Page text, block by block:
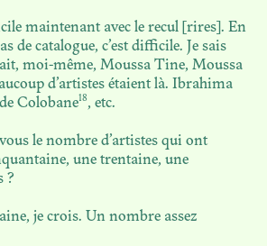
maintenant avec le recul [rires]. En
de catalogue, c’est difficile. Je sais
moi-même, Moussa Tine, Moussa
d’artistes étaient là. Ibrahima
Colobane18 , etc.
le nombre d’artistes qui ont
une trentaine, une
?
je crois. Un nombre assez